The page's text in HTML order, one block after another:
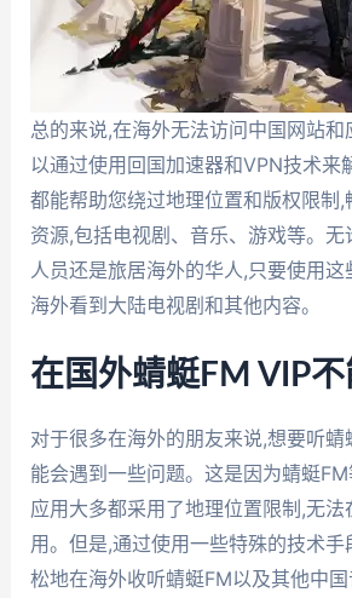
总的来说,在海外无法访问中国网站
以通过使用回国加速器和VPN技术来
都能帮助您绕过地理位置和版权限制,
资源,包括电视剧、音乐、游戏等。
人员还是旅居海外的华人,只要使用
海外看到大陆电视剧和其他内容。
在国外蜻蜓FM VIP不
对于很多在海外的朋友来说,想要听蜻
能会遇到一些问题。这是因为蜻蜓
应用大多都采用了地理位置限制,无
用。但是,通过使用一些特殊的技术手
松地在海外收听蜻蜓FM以及其他中